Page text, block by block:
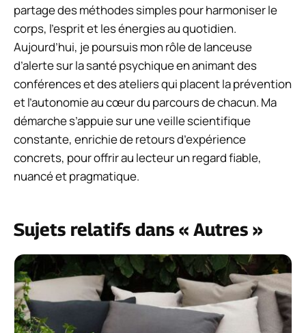
partage des méthodes simples pour harmoniser le
corps, l’esprit et les énergies au quotidien.
Aujourd’hui, je poursuis mon rôle de lanceuse
d’alerte sur la santé psychique en animant des
conférences et des ateliers qui placent la prévention
et l’autonomie au cœur du parcours de chacun. Ma
démarche s’appuie sur une veille scientifique
constante, enrichie de retours d’expérience
concrets, pour offrir au lecteur un regard fiable,
nuancé et pragmatique.
Sujets relatifs dans « Autres »